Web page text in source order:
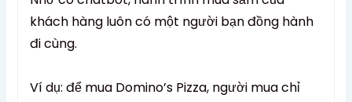
khách hàng luôn có một người bạn đồng hành
đi cùng.
Ví dụ: để mua Domino’s Pizza, người mua chỉ